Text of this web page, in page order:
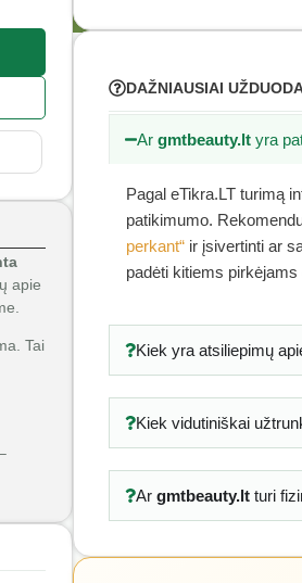
apie
Tai
DAŽNIAUSIAI
Argmtbeauty.lt yra
Pagal eTikra.LT turimą
patikimumo.
perkant“ ir įsivertinti ar
padėti kitiems
Kiek yra atsiliepimų
Kiek vidutiniškai
Ar gmtbeauty.ltturi